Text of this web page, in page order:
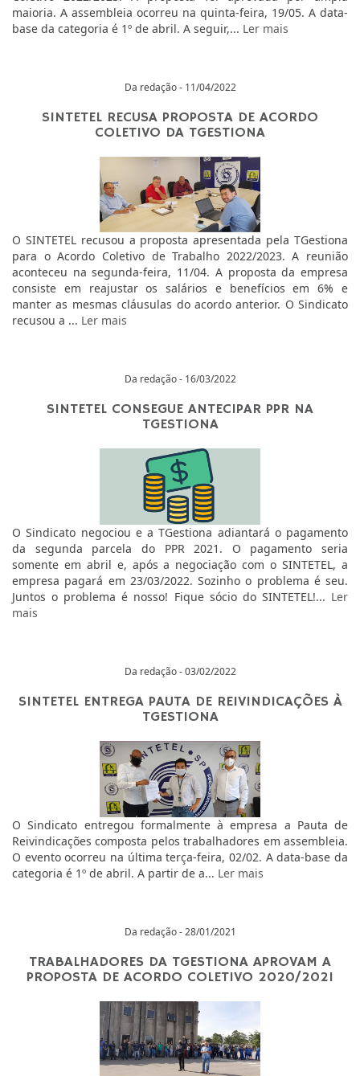
maioria. A assembleia ocorreu na quinta-feira, 19/05. A data-
base da categoria é 1º de abril. A seguir,... Ler mais
Da redação - 11/04/2022
SINTETEL RECUSA PROPOSTA DE ACORDO
COLETIVO DA TGESTIONA
O SINTETEL recusou a proposta apresentada pela TGestiona
para o Acordo Coletivo de Trabalho 2022/2023. A reunião
aconteceu na segunda-feira, 11/04. A proposta da empresa
consiste em reajustar os salários e benefícios em 6% e
manter as mesmas cláusulas do acordo anterior. O Sindicato
recusou a ... Ler mais
Da redação - 16/03/2022
SINTETEL CONSEGUE ANTECIPAR PPR NA
TGESTIONA
O Sindicato negociou e a TGestiona adiantará o pagamento
da segunda parcela do PPR 2021. O pagamento seria
somente em abril e, após a negociação com o SINTETEL, a
empresa pagará em 23/03/2022. Sozinho o problema é seu.
Juntos o problema é nosso! Fique sócio do SINTETEL!... Ler
mais
Da redação - 03/02/2022
SINTETEL ENTREGA PAUTA DE REIVINDICAÇÕES À
TGESTIONA
O Sindicato entregou formalmente à empresa a Pauta de
Reivindicações composta pelos trabalhadores em assembleia.
O evento ocorreu na última terça-feira, 02/02. A data-base da
categoria é 1º de abril. A partir de a... Ler mais
Da redação - 28/01/2021
TRABALHADORES DA TGESTIONA APROVAM A
PROPOSTA DE ACORDO COLETIVO 2020/2021